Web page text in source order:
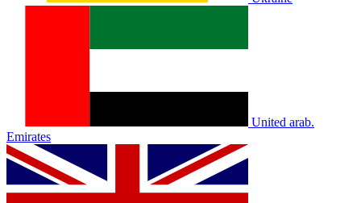
United arab.
Emirates